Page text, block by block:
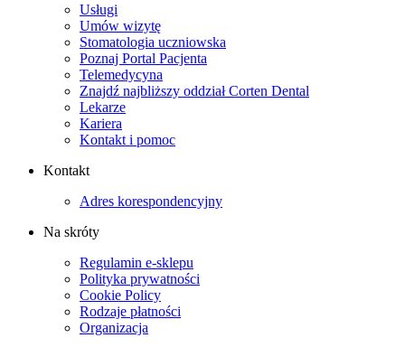
Usługi
Umów wizytę
Stomatologia uczniowska
Poznaj Portal Pacjenta
Telemedycyna
Znajdź najbliższy oddział Corten Dental
Lekarze
Kariera
Kontakt i pomoc
Kontakt
Adres korespondencyjny
Na skróty
Regulamin e-sklepu
Polityka prywatności
Cookie Policy
Rodzaje płatności
Organizacja